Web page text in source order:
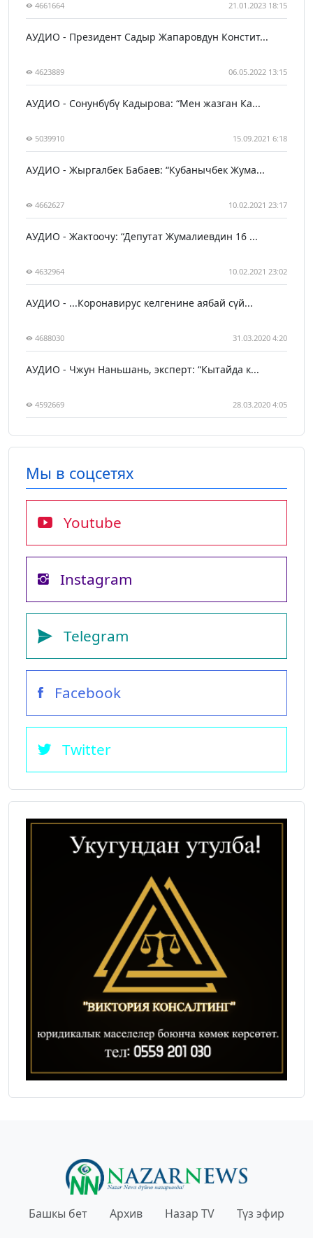
4661664 21.01.2023 18:15
АУДИО - Президент Садыр Жапаровдун Констит...
4623889 06.05.2022 13:15
АУДИО - Сонунбүбү Кадырова: “Мен жазган Ка...
5039910 15.09.2021 6:18
АУДИО - Жыргалбек Бабаев: “Кубанычбек Жума...
4662627 10.02.2021 23:17
АУДИО - Жактоочу: “Депутат Жумалиевдин 16 ...
4632964 10.02.2021 23:02
АУДИО - ...Коронавирус келгенине аябай сүй...
4688030 31.03.2020 4:20
АУДИО - Чжун Наньшань, эксперт: “Кытайда к...
4592669 28.03.2020 4:05
Мы в соцсетях
Youtube
Instagram
Telegram
Facebook
Twitter
Башкы бет Архив Назар TV Түз эфир